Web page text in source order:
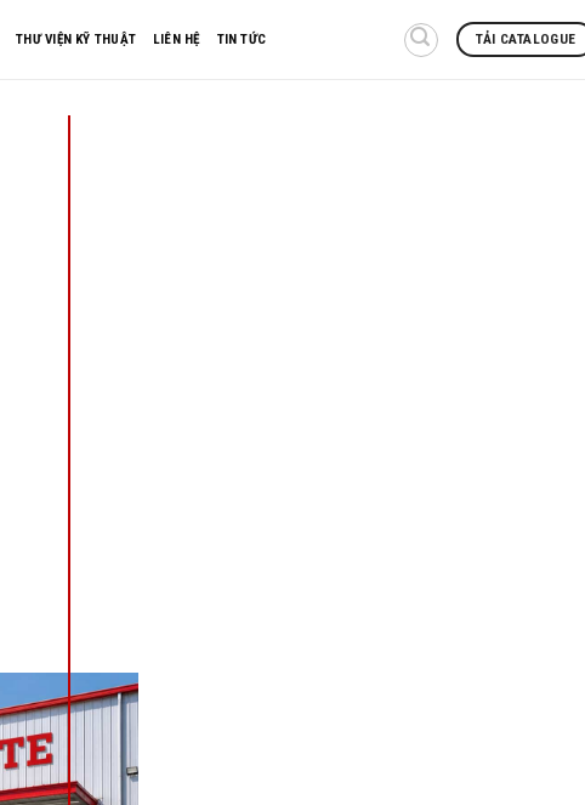
THƯ VIỆN KỸ THUẬT LIÊN HỆ TIN TỨC TẢI CATALOGUE